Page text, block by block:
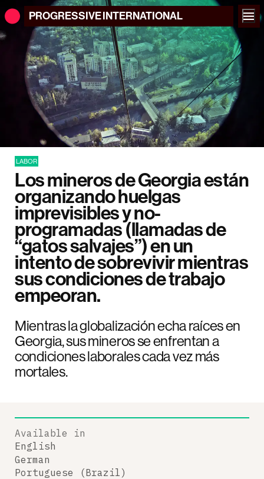
PROGRESSIVEINTERNATIONAL
LABOR
Los mineros de Georgia están
organizando huelgas
imprevisibles y no-
programadas (llamadas de
“gatos salvajes”) en un
intento de sobrevivir mientras
sus condiciones de trabajo
empeoran.
Mientras la globalización echa raíces en
Georgia, sus mineros se enfrentan a
condiciones laborales cada vez más
mortales.
Available in
English
German
Portuguese (Brazil)